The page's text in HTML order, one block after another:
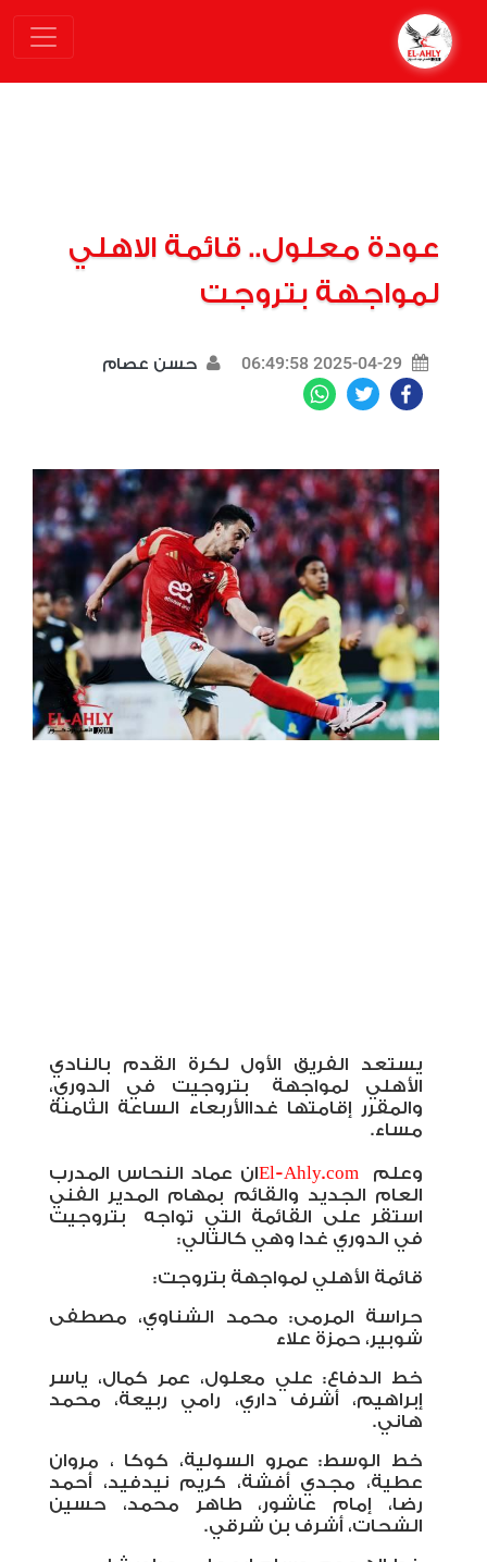
عودة معلول.. قائمة الاهلي
لمواجهة بتروجت
2025-04-29 06:49:58 حسن عصام
Facebook
Twitter
يستعد الفريق الأول لكرة القدم بالنادي
الأهلي لمواجهة بتروجيت في الدوري،
والمقرر إقامتها غدا الأربعاء الساعة الثامنة
مساء.
وعلمEl-Ahly.com ان عماد النحاس المدرب
العام الجديد والقائم بمهام المدير الفني
استقر على القائمة التي تواجه بتروجيت
في الدوري غدا وهي كالتالي:
قائمة الأهلي لمواجهة بتروجت:
حراسة المرمى: محمد الشناوي، مصطفى
شوبير، حمزة علاء
خط الدفاع: علي معلول، عمر كمال، ياسر
إبراهيم، أشرف داري، رامي ربيعة، محمد
هاني.
خط الوسط: عمرو السولية، كوكا ، مروان
عطية، مجدي أفشة، كريم نيدفيد، أحمد
رضا، إمام عاشور، طاهر محمد، حسين
الشحات، أشرف بن شرقي.